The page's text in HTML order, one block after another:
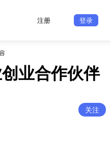
注册 登录
业合作伙伴
关注